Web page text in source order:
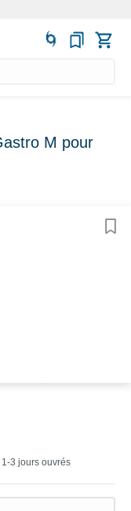
M pour
3 jours ouvrés